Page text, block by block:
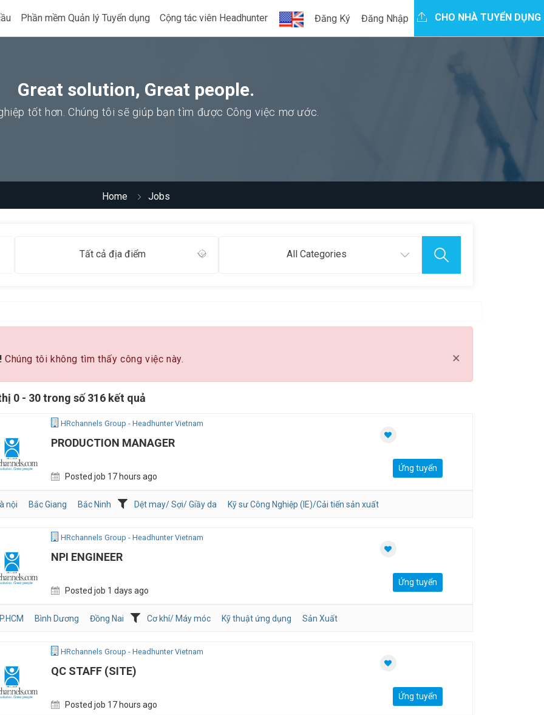
Phần mềm Quản lý Tuyển dụng Cộng tác viên Headhunter Đăng Ký Đăng Nhập CHO NHÀ TUYỂN DỤNG
Great solution, Great people.
tốt hơn. Chúng tôi sẽ giúp bạn tìm được Công việc mơ ước.
Home Jobs
Tất cả địa điểm All Categories
×
Chúng tôi không tìm thấy công việc này.
0 - 30 trong số 316 kết quả
HRchannels Group - Headhunter Vietnam
PRODUCTION MANAGER
Posted job 17 hours ago
Ứng tuyển
nội Bắc Giang Bắc Ninh Dệt may/ Sợi/ Giầy da Kỹ sư Công Nghiệp (IE)/Cải tiến sản xuất
HRchannels Group - Headhunter Vietnam
NPI ENGINEER
Posted job 1 days ago
Ứng tuyển
Bình Dương Đồng Nai Cơ khí/ Máy móc Kỹ thuật ứng dụng Sản Xuất
HRchannels Group - Headhunter Vietnam
QC STAFF (SITE)
Posted job 17 hours ago
Ứng tuyển